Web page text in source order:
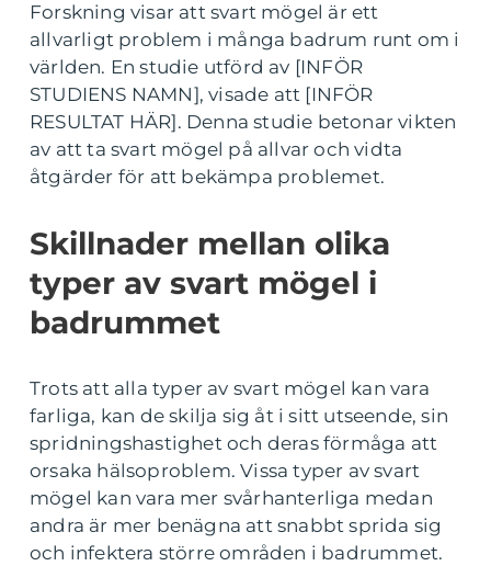
Forskning visar att svart mögel är ett
allvarligt problem i många badrum runt om i
världen. En studie utförd av [INFÖR
STUDIENS NAMN], visade att [INFÖR
RESULTAT HÄR]. Denna studie betonar vikten
av att ta svart mögel på allvar och vidta
åtgärder för att bekämpa problemet.
Skillnader mellan olika
typer av svart mögel i
badrummet
Trots att alla typer av svart mögel kan vara
farliga, kan de skilja sig åt i sitt utseende, sin
spridningshastighet och deras förmåga att
orsaka hälsoproblem. Vissa typer av svart
mögel kan vara mer svårhanterliga medan
andra är mer benägna att snabbt sprida sig
och infektera större områden i badrummet.